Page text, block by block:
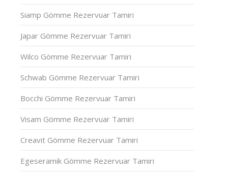
Siamp Gömme Rezervuar Tamiri
Japar Gömme Rezervuar Tamiri
Wilco Gömme Rezervuar Tamiri
Schwab Gömme Rezervuar Tamiri
Bocchi Gömme Rezervuar Tamiri
Visam Gömme Rezervuar Tamiri
Creavit Gömme Rezervuar Tamiri
Egeseramik Gömme Rezervuar Tamiri